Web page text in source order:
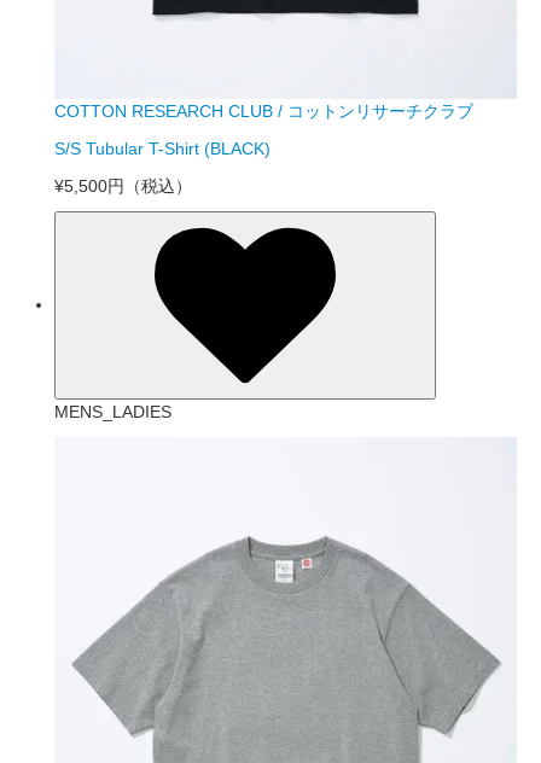
COTTON RESEARCH CLUB / コットンリサーチクラブ
S/S Tubular T-Shirt (BLACK)
¥5,500円
（税込）
MENS_LADIES